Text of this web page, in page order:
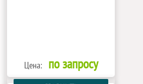
Цена: по запросу